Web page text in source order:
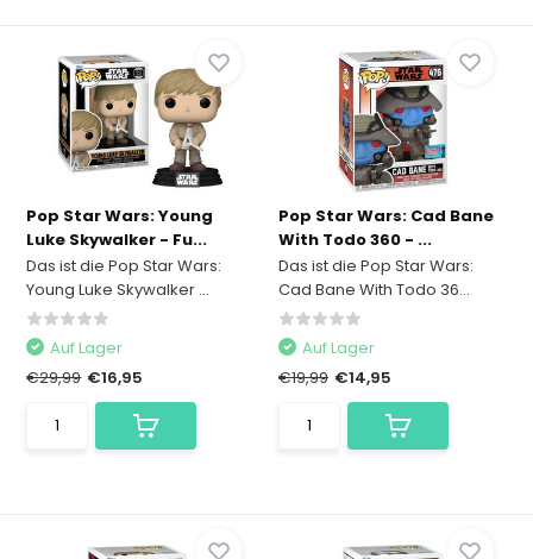
Pop Star Wars: Young
Luke Skywalker - Fu...
Das ist die Pop Star Wars:
Young Luke Skywalker ...
Auf Lager
€29,99 €16,95
Pop Star Wars: Cad Bane
With Todo 360 - ...
Das ist die Pop Star Wars:
Cad Bane With Todo 36...
Auf Lager
€19,99 €14,95